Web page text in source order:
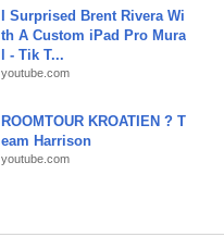
I Surprised Brent Rivera Wi
th A Custom iPad Pro Mura
l - Tik T...
youtube.com
ROOMTOUR KROATIEN ? T
eam Harrison
youtube.com